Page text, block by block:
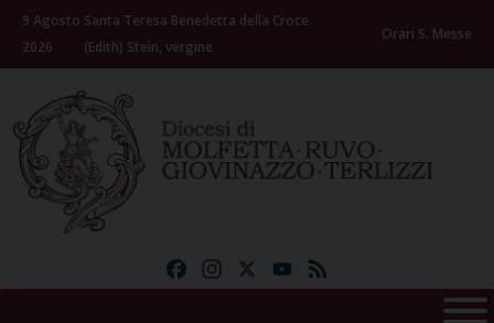
Skip
content
9 Agosto
2026
Santa Teresa Benedetta della Croce
(Edith) Stein, vergine
Orari S. Messe
FacebookInstagramYouTube